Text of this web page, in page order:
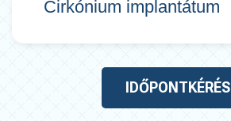
Cirkónium implantátum
IDŐPONTKÉRÉS